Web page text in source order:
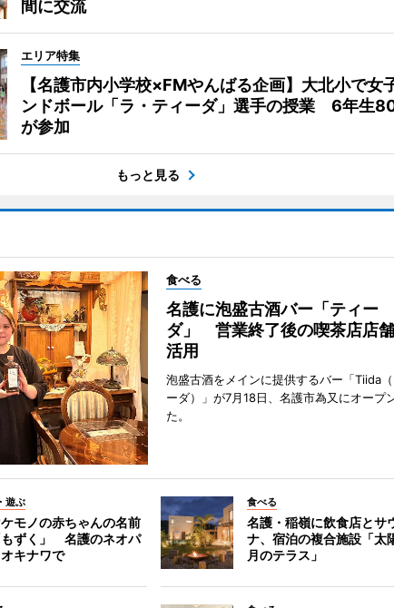
間に交流
エリア特集
【名護市内小学校×FMやんばる企画】大北小で女
ンドボール「ラ・ティーダ」選手の授業 6年生
が参加
もっと見る
食べる
名護に泡盛古酒バー「ティー
ダ」 営業終了後の喫茶店店
活用
泡盛古酒をメインに提供するバー「Tiida（
ーダ）」が7月18日、名護市為又にオープ
た。
遊ぶ
モノの赤ちゃんの名前
もずく」 名護のネオパ
キナワで
食べる
名護・稲嶺に飲食店とサ
ナ、宿泊の複合施設「太
月のテラス」